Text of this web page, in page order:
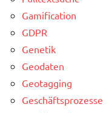
Gamification
GDPR
Genetik
Geodaten
Geotagging
Geschäftsprozesse